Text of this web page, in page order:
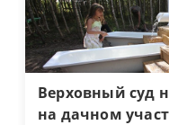
Верховный суд
на дачном